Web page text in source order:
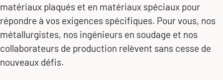
matériaux plaqués et en matériaux spéciaux pour
répondre à vos exigences spécifiques. Pour vous, nos
métallurgistes, nos ingénieurs en soudage et nos
collaborateurs de production relèvent sans cesse de
nouveaux défis.